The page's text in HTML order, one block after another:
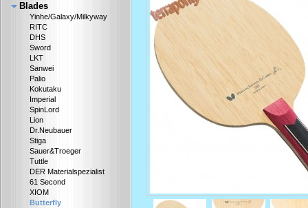
Blades
Yinhe/Galaxy/Milkyway
RITC
DHS
Sword
LKT
Sanwei
Palio
Kokutaku
Imperial
SpinLord
Lion
Dr.Neubauer
Stiga
Sauer&Troeger
Tuttle
DER Materialspezialist
61 Second
XIOM
Butterfly